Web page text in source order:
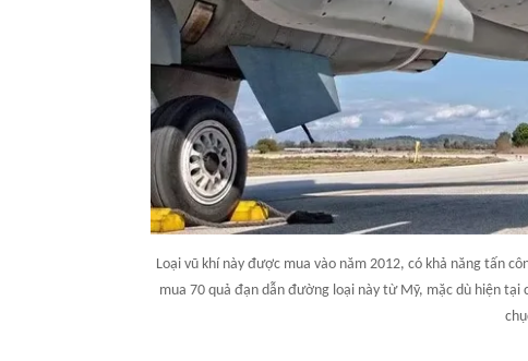
Loại vũ khí này được mua vào năm 2012, có khả năng tấn
mua 70 quả đạn dẫn đường loại này từ Mỹ, mặc dù hiện